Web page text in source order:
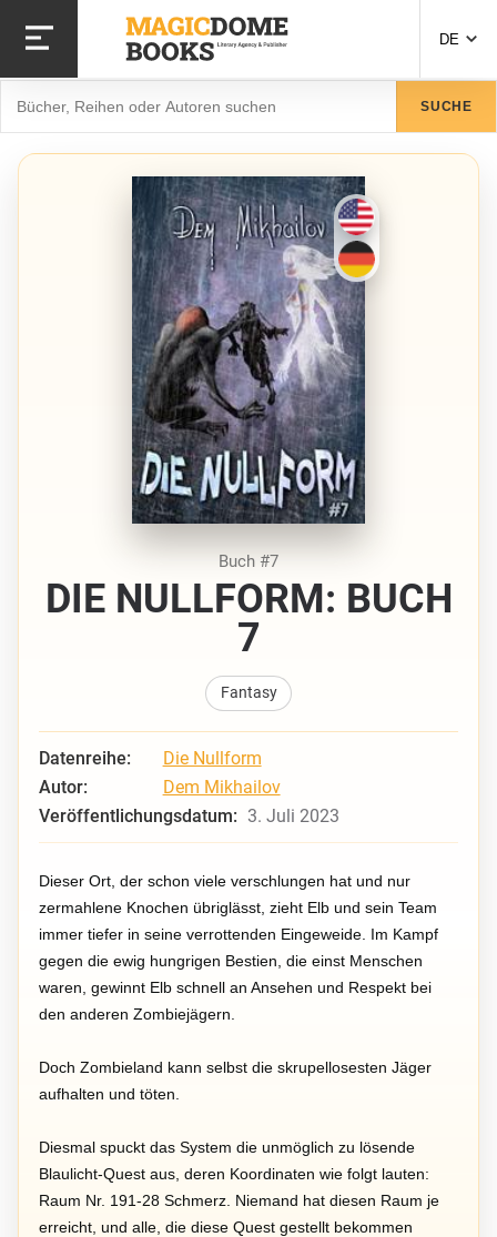
zum
Inhalt
DE
SUCHE
Buch #7
DIE NULLFORM: BUCH
7
Fantasy
Datenreihe:
Die Nullform
Autor:
Dem Mikhailov
Veröffentlichungsdatum: 3. Juli 2023
Dieser Ort, der schon viele verschlungen hat und nur
zermahlene Knochen übriglässt, zieht Elb und sein Team
immer tiefer in seine verrottenden Eingeweide. Im Kampf
gegen die ewig hungrigen Bestien, die einst Menschen
waren, gewinnt Elb schnell an Ansehen und Respekt bei
den anderen Zombiejägern.
Doch Zombieland kann selbst die skrupellosesten Jäger
aufhalten und töten.
Diesmal spuckt das System die unmöglich zu lösende
Blaulicht-Quest aus, deren Koordinaten wie folgt lauten:
Raum Nr. 191-28 Schmerz. Niemand hat diesen Raum je
erreicht, und alle, die diese Quest gestellt bekommen